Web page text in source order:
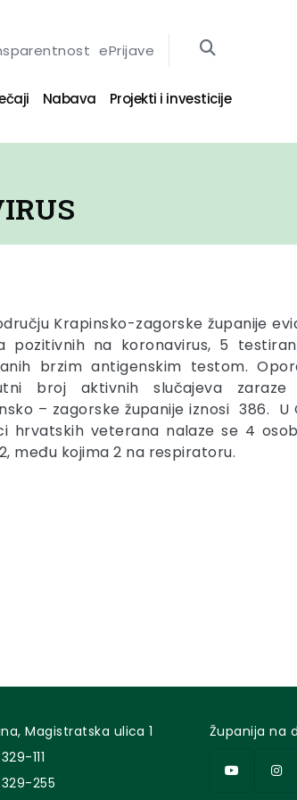
ePrijave
Nabava Projekti i investicije
Krapinsko-zagorske županije
pozitivnih na koronavirus, 5
brzim antigenskim testom.
broj aktivnih slučajeva
– zagorske županije iznosi 386.
hrvatskih veterana nalaze se 4
među kojima 2 na respiratoru.
Magistratska ulica 1
111
255
Županija na